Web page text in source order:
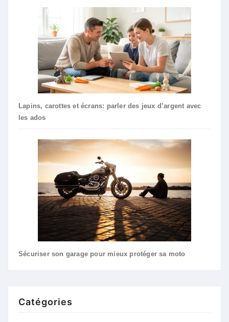
Lapins, carottes et écrans: parler des jeux d’argent avec
les ados
Sécuriser son garage pour mieux protéger sa moto
Catégories